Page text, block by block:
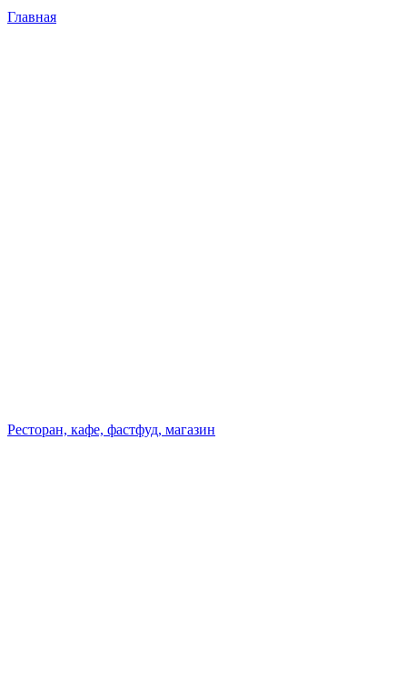
Главная
Ресторан, кафе, фастфуд, магазин